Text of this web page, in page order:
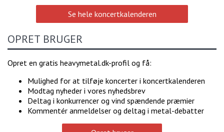
Se hele koncertkalenderen
OPRET BRUGER
Opret en gratis heavymetal.dk-profil og få:
Mulighed for at tilføje koncerter i koncertkalenderen
Modtag nyheder i vores nyhedsbrev
Deltag i konkurrencer og vind spændende præmier
Kommentér anmeldelser og deltag i metal-debatter